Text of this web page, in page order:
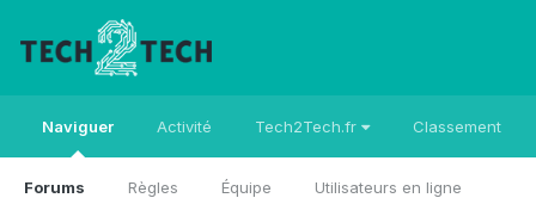
Naviguer
Forums Règles Équipe Utilisateurs en ligne
Activité Tech2Tech.fr Classement